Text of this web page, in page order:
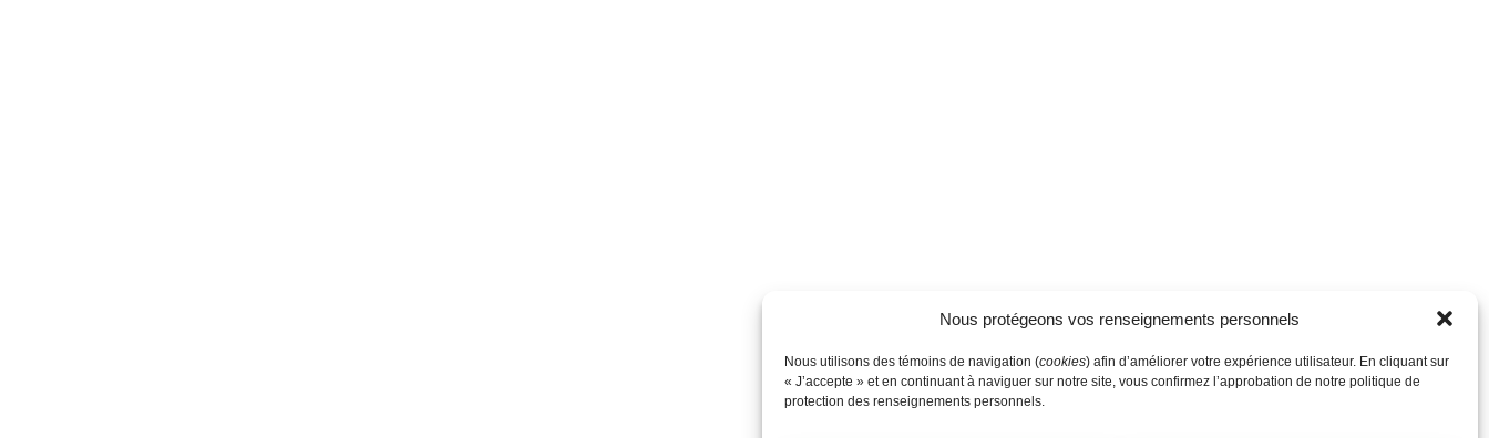
Nous protégeons vos renseignements personnels
Nous utilisons des témoins de navigation (cookies) afin d’améliorer votre expérience utilisateur. En cliquant sur
« J’accepte » et en continuant à naviguer sur notre site, vous confirmez l’approbation de notre politique de
protection des renseignements personnels.